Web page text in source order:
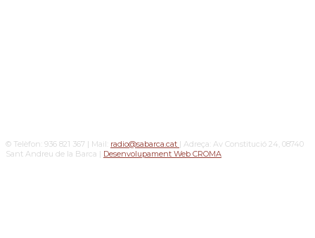
© Telèfon: 936 821 367 | Mail: radio@sabarca.cat | Adreça: Av Constitució 24, 08740
Sant Andreu de la Barca | Desenvolupament Web CROMA